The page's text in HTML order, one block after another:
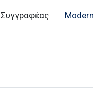
Συγγραφέας